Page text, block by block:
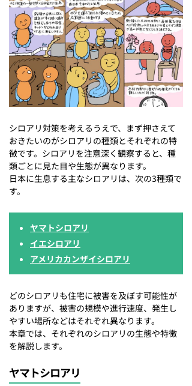
シロアリ対策を考えるうえで、まず押さえて
おきたいのがシロアリの種類とそれぞれの特
徴です。シロアリを注意深く観察すると、種
類ごとに見た目や生態が異なります。
日本に生息する主なシロアリは、次の3種類で
す。
ヤマトシロアリ
イエシロアリ
アメリカカンザイシロアリ
どのシロアリも住宅に被害を及ぼす可能性が
ありますが、被害の規模や進行速度、発生し
やすい場所などはそれぞれ異なります。
本章では、それぞれのシロアリの生態や特徴
を解説します。
ヤマトシロアリ